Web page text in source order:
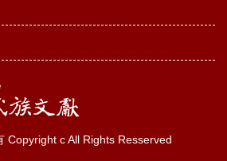
Copyright c All Rights Resserved